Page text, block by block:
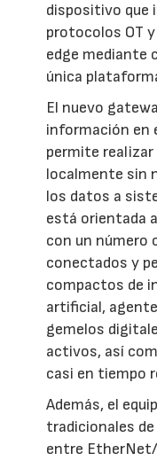
dispositivo que
protocolos OT
edge mediante
única
El nuevo
información en
permite
localmente sin
los datos a
está orientada
con un número
conectados y
compactos de
artificial,
gemelos
activos, así
casi en tiempo
Además, el
tradicionales
entre EtherNet/